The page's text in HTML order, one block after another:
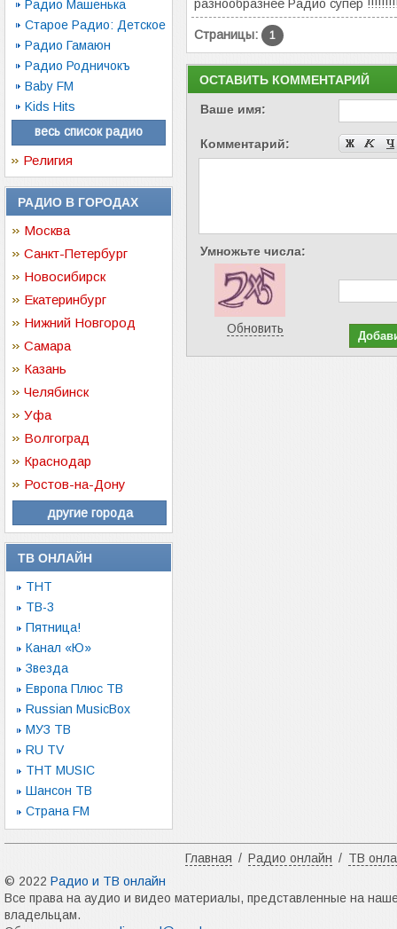
Радио Машенька
Старое Радио: Детское
Радио Гамаюн
Радио Родничокъ
Baby FM
Kids Hits
весь список радио
Религия
РАДИО В ГОРОДАХ
Москва
Санкт-Петербург
Новосибирск
Екатеринбург
Нижний Новгород
Самара
Казань
Челябинск
Уфа
Волгоград
Краснодар
Ростов-на-Дону
другие города
ТВ ОНЛАЙН
ТНТ
ТВ-3
Пятница!
Канал «Ю»
Звезда
Европа Плюс ТВ
Russian MusicBox
МУЗ ТВ
RU TV
ТНТ MUSIC
Шансон ТВ
Страна FM
разнообразнее Радио супер
Страницы: 1
ОСТАВИТЬ КОММЕНТАРИЙ
Ваше имя:
Комментарий:
Умножьте числа:
Обновить
Главная / Радио онлайн / ТВ
© 2022 Радио и ТВ онлайн
Все права на аудио и видео материалы, представленные на
владельцам.